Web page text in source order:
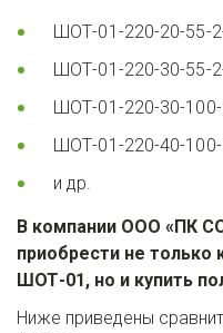
ШОТ-01-220-20-55-
ШОТ-01-220-30-55-
ШОТ-01-220-30-
ШОТ-01-220-40-
и др.
В компании ООО «ПК
приобрести не
ШОТ-01, но и купить
Ниже приведены